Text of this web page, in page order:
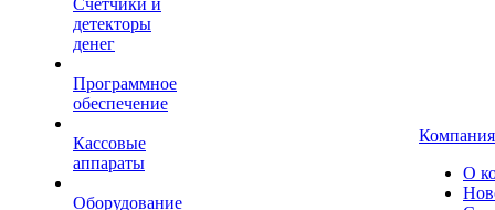
детекторы
денег
Программное
обеспечение
Кассовые
аппараты
Оборудование
Компания
О